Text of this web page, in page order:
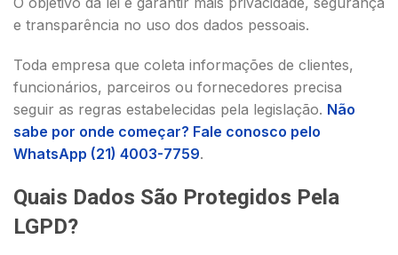
e transparência no uso dos dados pessoais.
Toda empresa que coleta informações de clientes,
funcionários, parceiros ou fornecedores precisa
seguir as regras estabelecidas pela legislação. Não
sabe por onde começar? Fale conosco pelo
WhatsApp (21) 4003-7759.
Quais Dados São Protegidos Pela
LGPD?